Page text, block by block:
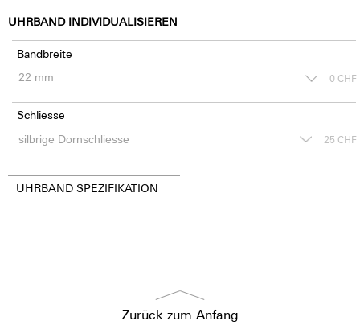
UHRBAND INDIVIDUALISIEREN
Bandbreite
0 CHF
Schliesse
25 CHF
UHRBAND SPEZIFIKATION
Zurück zum Anfang